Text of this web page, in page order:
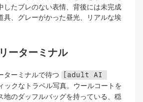
したブレのない表情、背後には未完成
具、グレーがかった昼光、リアルな埃
ーターミナル
ターミナルで待つ
[adult AI
ックなトラベル写真。ウールコートを
地のダッフルバッグを持っている、穏